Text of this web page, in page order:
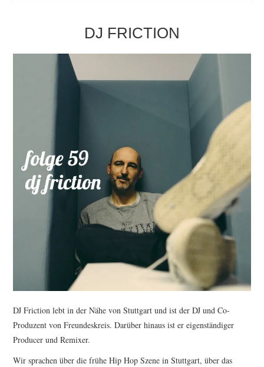
DJ FRICTION
DJ Friction lebt in der Nähe von Stuttgart und ist der DJ und Co-
Produzent von Freundeskreis. Darüber hinaus ist er eigenständiger
Producer und Remixer.
Wir sprachen über die frühe Hip Hop Szene in Stuttgart, über das